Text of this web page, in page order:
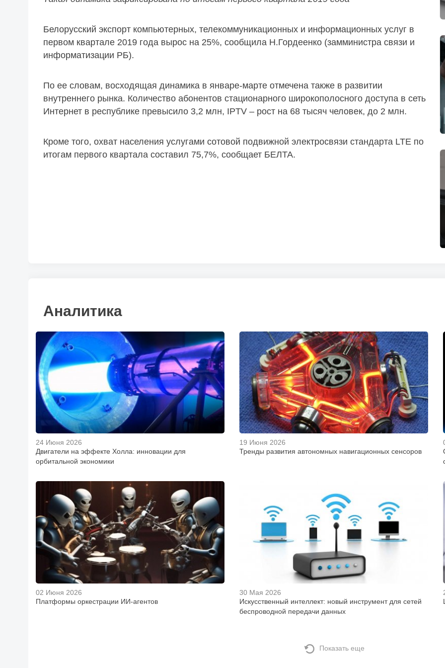
Белорусский экспорт компьютерных, телекоммуникационных и информационных услуг в
первом квартале 2019 года вырос на 25%, сообщила Н.Гордеенко (замминистра связи и
информатизации РБ).
По ее словам, восходящая динамика в январе-марте отмечена также в развитии
внутреннего рынка. Количество абонентов стационарного широкополосного доступа в сеть
Интернет в республике превысило 3,2 млн, IPTV – рост на 68 тысяч человек, до 2 млн.
Кроме того, охват населения услугами сотовой подвижной электросвязи стандарта LTE по
итогам первого квартала составил 75,7%, сообщает БЕЛТА.
Аналитика
24 Июня 2026
Двигатели на эффекте Холла: инновации для
орбитальной экономики
19 Июня 2026
Тренды развития автономных навигационных сенсоров
02 Июня 2026
Платформы оркестрации ИИ-агентов
30 Мая 2026
Искусственный интеллект: новый инструмент для сетей
беспроводной передачи данных
Показать еще